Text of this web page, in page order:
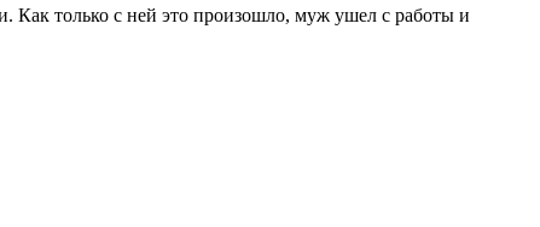
Как только с ней это произошло, муж ушел с работы и